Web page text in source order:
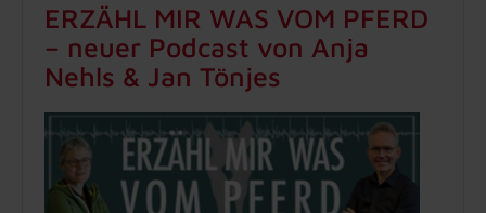
ERZÄHL MIR WAS VOM PFERD
– neuer Podcast von Anja
Nehls & Jan Tönjes